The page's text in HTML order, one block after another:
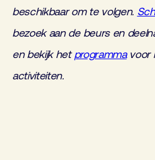
beschikbaar om te volgen.
bezoek aan de beurs en
en bekijk het programmavoor
activiteiten.